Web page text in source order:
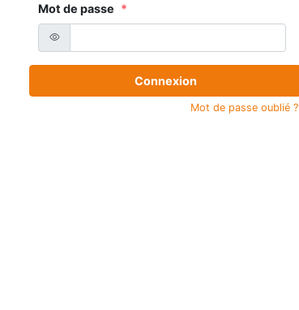
Mot de passe
Connexion
Mot de passe oublié ?